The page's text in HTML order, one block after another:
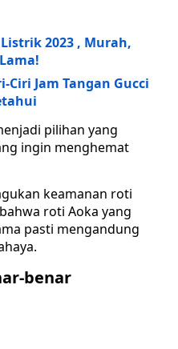
2023 , Murah,
Ciri Jam Tangan Gucci
pilihan yang
ingin menghemat
keamanan roti
roti Aoka yang
pasti mengandung
benar